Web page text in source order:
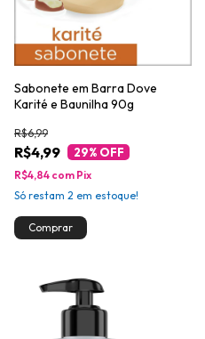
Sabonete em Barra Dove
Karité e Baunilha 90g
R$4,99
R$6,99
29% OFF
R$4,84 com Pix
Só restam 2 em estoque!